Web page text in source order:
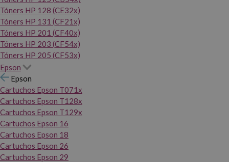
Tóners HP 128 (CE32x)
Tóners HP 131 (CF21x)
Tóners HP 201 (CF40x)
Tóners HP 203 (CF54x)
Tóners HP 205 (CF53x)
Epson
Epson
Cartuchos Epson T071x
Cartuchos Epson T128x
Cartuchos Epson T129x
Cartuchos Epson 16
Cartuchos Epson 18
Cartuchos Epson 26
Cartuchos Epson 29